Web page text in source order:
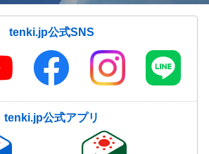
tenki.jp公式SNS
tenki.jp公式アプリ